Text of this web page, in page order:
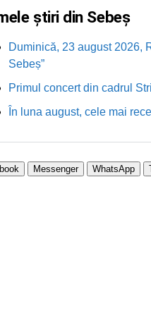
știri din Sebeș
Duminică, 23 august 2026,
Sebeș”
Primul concert din cadrul
În luna august, cele mai
Messenger WhatsApp